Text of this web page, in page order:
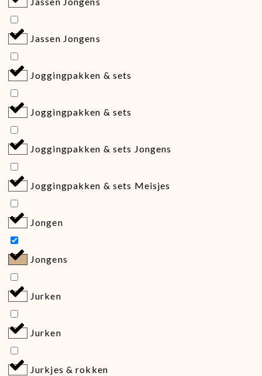
Jassen Jongens
Joggingpakken & sets
Joggingpakken & sets
Joggingpakken & sets Jongens
Joggingpakken & sets Meisjes
Jongen
Jongens
Jurken
Jurken
Jurkjes & rokken